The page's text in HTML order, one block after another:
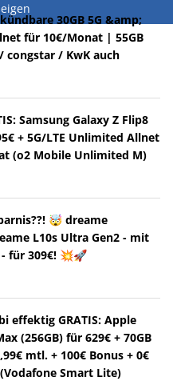
30GB 5G &amp;
für 10€/Monat | 55GB
congstar / KwK auch
Samsung Galaxy Z Flip8
+ 5G/LTE Unlimited Allnet
(o2 Mobile Unlimited M)
🤯 dreame
L10s Ultra Gen2 - mit
für 309€! 💥🚀
effektig GRATIS: Apple
(256GB) für 629€ + 70GB
mtl. + 100€ Bonus + 0€
Smart Lite)